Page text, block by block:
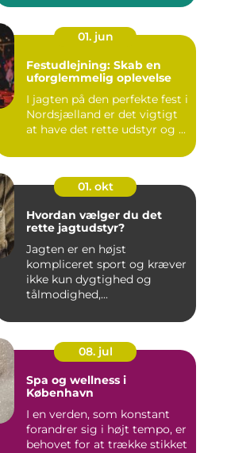
01. jun
Festudlejning: Skab en
uforglemmelig oplevelse
I jagten på den perfekte fest i
Nordsjælland er det vigtigt
at have det rette udstyr og ...
01. okt
Hvordan vælger du det
rette jagtudstyr?
Jagten er en højst
kompliceret sport og kræver
ikke kun dygtighed og
tålmodighed,...
08. jul
Spa og wellness i
København
I en verden, som konstant
forandrer sig i højt tempo, er
behovet for at trække stikket